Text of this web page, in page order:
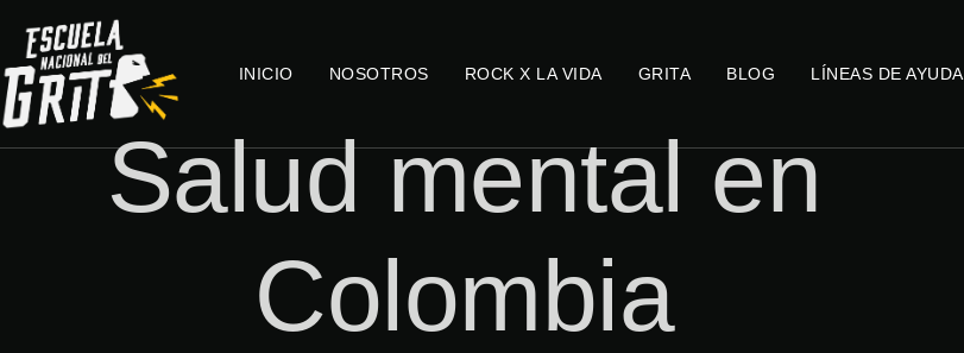
INICIO NOSOTROS ROCK X LA VIDA GRITA BLOG LÍNEAS DE AYUDA
Salud mental en
Colombia